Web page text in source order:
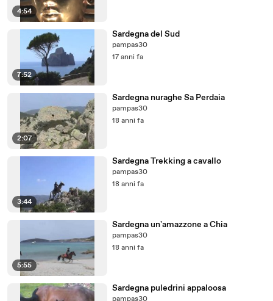
4:54
7:52
Sardegna del Sud
pampas30
17 anni fa
2:07
Sardegna nuraghe Sa Perdaia
pampas30
18 anni fa
3:44
Sardegna Trekking a cavallo
pampas30
18 anni fa
5:55
Sardegna un'amazzone a Chia
pampas30
18 anni fa
Sardegna puledrini appaloosa